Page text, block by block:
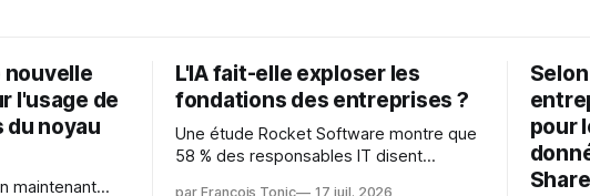
nouvelle
l'usage de
du noyau
maintenant...
L'IA fait-elle exploser les
fondations des entreprises ?
Une étude Rocket Software montre que
58 % des responsables IT disent
par François Tonic 17 juil. 2026
pour